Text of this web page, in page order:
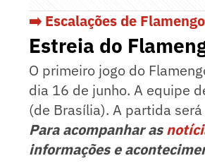
➡️ Escalações de
Estreia do
O primeiro jogo do
dia 16 de junho. A equipe
(de Brasília). A partida
Para acompanhar as
informações e